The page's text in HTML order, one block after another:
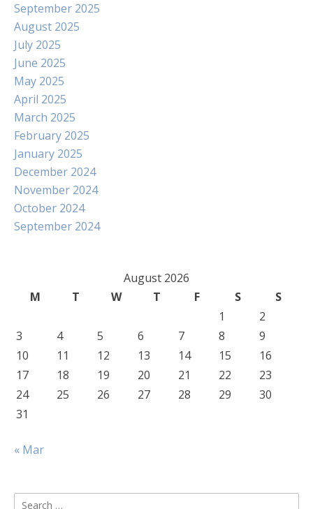
September 2025
August 2025
July 2025
June 2025
May 2025
April 2025
March 2025
February 2025
January 2025
December 2024
November 2024
October 2024
September 2024
August 2026
M
T W T F S
S
1
2
3
4 5 6 7 8
9
10
11 12 13 14 15
16
17
18 19 20 21 22
23
24
25 26 27 28 29
30
31
« Mar
Search